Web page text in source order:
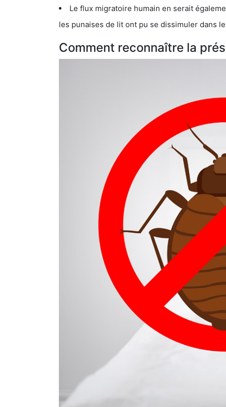
Le flux migratoire humain en serait également la
les punaises de lit ont pu se dissimuler dans les
Comment reconnaître la